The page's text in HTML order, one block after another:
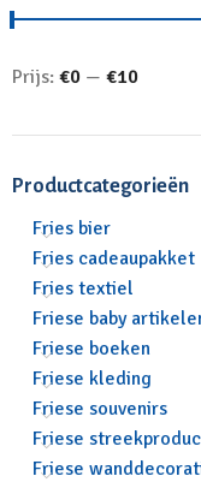
Prijs:€0 —€10
Productcategorieën
Fries bier
Fries cadeaupakket
Fries textiel
Friese baby
Friese boeken
Friese kleding
Friese souvenirs
Friese
Friese